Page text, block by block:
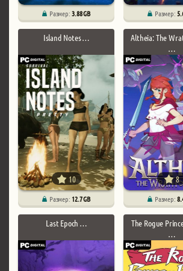
Размер:3.88 GB Размер:
Island Notes …
10
Размер: 12.7 GB
Altheia: The
…
8
Размер:
Last Epoch …
The Rogue
…